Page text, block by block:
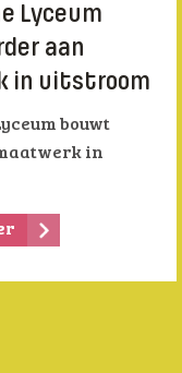
Lyceum
aan
in uitstroom
bouwt
in